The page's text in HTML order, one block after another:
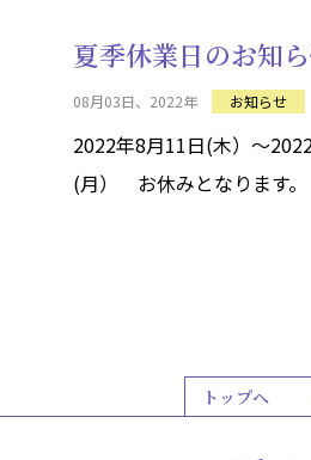
夏季休業日のお知
08月03日、2022年 お知らせ
2022年8月11日(木）～
(月） お休みとなります。
トップへ